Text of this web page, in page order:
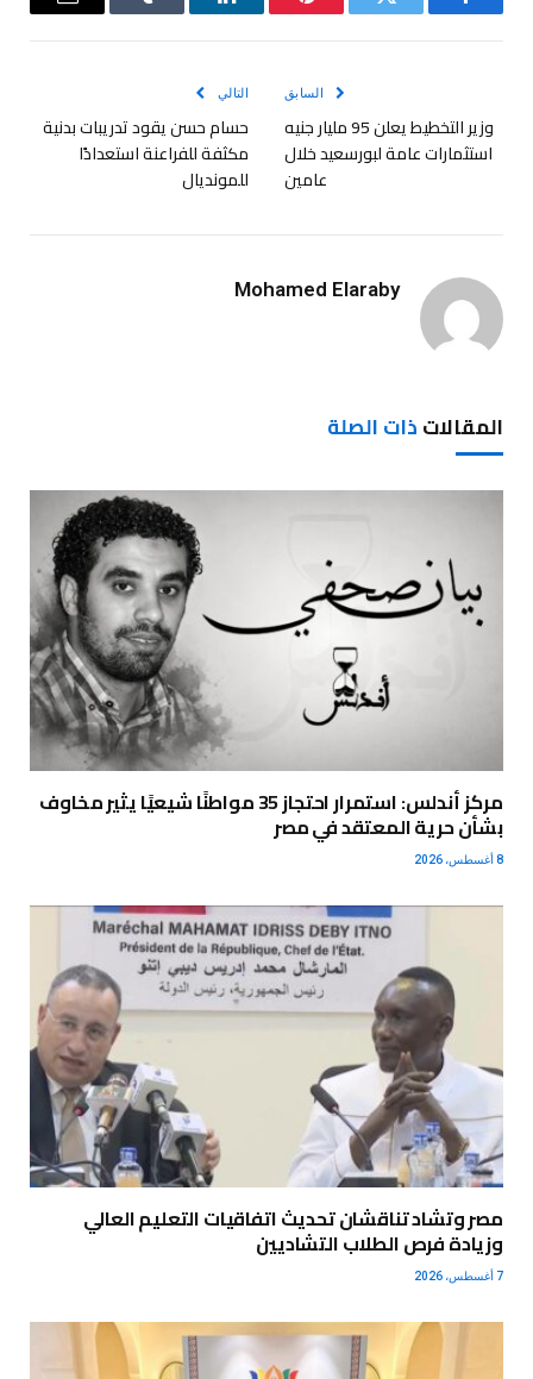
فيسبوك تويتر بينتيريستلينكدإن Tumblr
البريد
السابق
وزير التخطيط يعلن 95 مليار جنيه
استثمارات عامة لبورسعيد خلال
عامين
التالي
حسام حسن يقود تدريبات بدنية
مكثفة للفراعنة استعدادًا
للمونديال
Mohamed Elaraby
المقالاتذات الصلة
مركز أندلس: استمرار احتجاز 35 مواطنًا شيعيًا يثير مخاوف
بشأن حرية المعتقد في مصر
8 أغسطس، 2026
مصر وتشاد تناقشان تحديث اتفاقيات التعليم العالي
وزيادة فرص الطلاب التشاديين
7 أغسطس، 2026